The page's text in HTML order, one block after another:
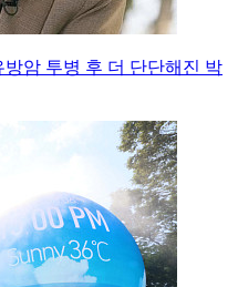
암 투병 후 더 단단해진 박